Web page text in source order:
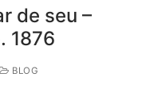
de seu –
1876
BLOG